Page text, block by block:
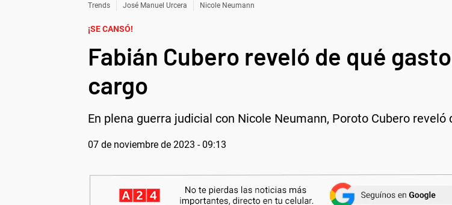
Trends José Manuel Urcera Nicole Neumann
¡SE CANSÓ!
Fabián Cubero reveló de qué
cargo
En plena guerra judicial con Nicole Neumann, Poroto Cubero
07 de noviembre de 2023 - 09:13